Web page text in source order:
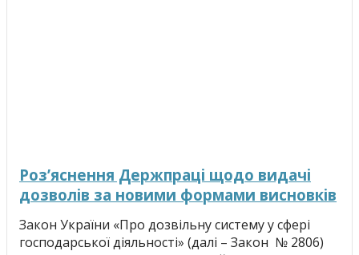
Роз’яснення Держпраці щодо видачі
дозволів за новими формами висновків
Закон України «Про дозвільну систему у сфері
господарської діяльності» (далі – Закон № 2806)